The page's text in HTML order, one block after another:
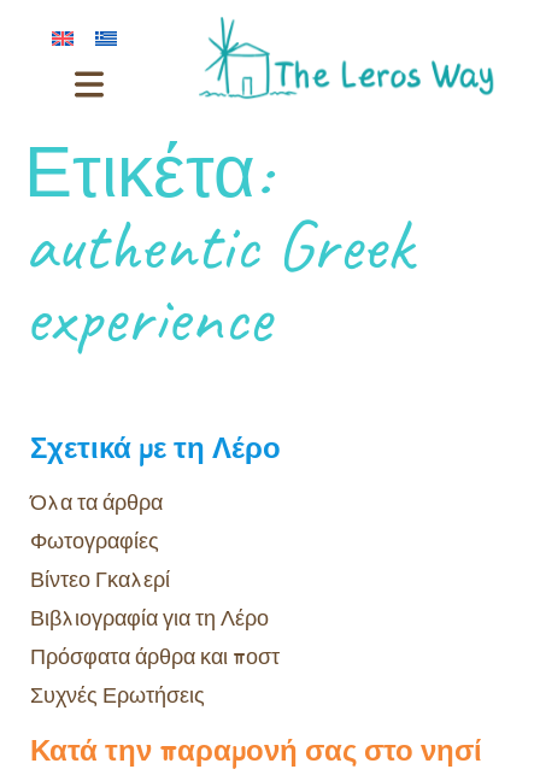
Ετικέτα:
authentic Greek
experience
Σχετικά με τη Λέρο
Όλα τα άρθρα
Φωτογραφίες
Βίντεο Γκαλερί
Βιβλιογραφία για τη Λέρο
Πρόσφατα άρθρα και ποστ
Συχνές Ερωτήσεις
Κατά την παραμονή σας στο νησί